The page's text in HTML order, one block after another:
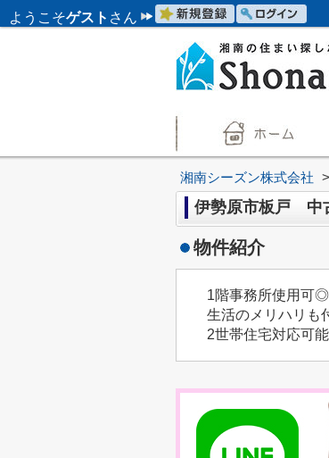
ようこそゲスト さん
湘南シーズン株式会社 >
伊勢原市板戸 中
物件紹介
1階事務所使用可
生活のメリハリも
2世帯住宅対応可